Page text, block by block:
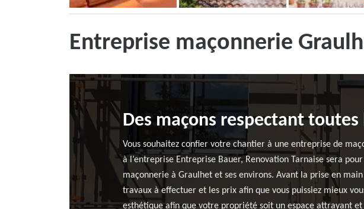
Entreprise maçonnerie
Des maçons respectant
Vous souhaitez confier votre chantier à une entreprise de
à l’entreprise Entreprise Bauer, Renovation Tarnaise sera
maçonnerie à Graulhet et ses environs. Avant la prise en
travaux à effectuer et les prix afin que vous puissiez mieux
esthétique afin que votre propriété soit un espace attrayant